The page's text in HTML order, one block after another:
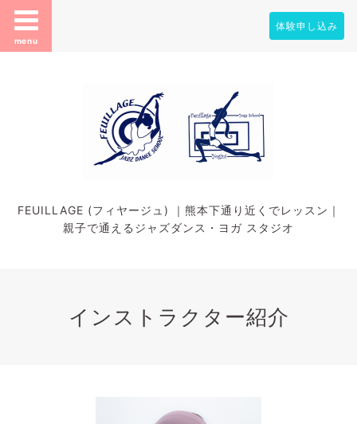
menu
体験申し込み
FEUILLAGE (フィヤージュ) ｜熊本下通り近くでレッスン｜
親子で通えるジャズダンス・ヨガ スタジオ
インストラクター紹介